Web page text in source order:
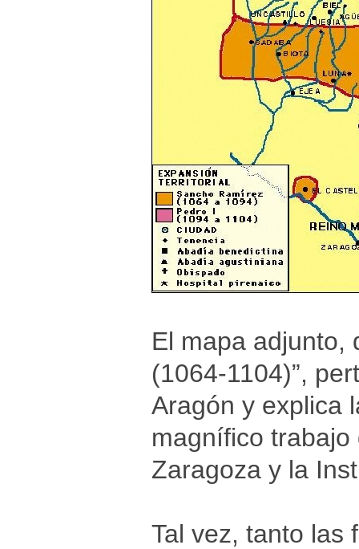
El mapa adjunto,
(1064-1104)”,
Aragón y explica
magnífico
Zaragoza y la
Tal vez, tanto las